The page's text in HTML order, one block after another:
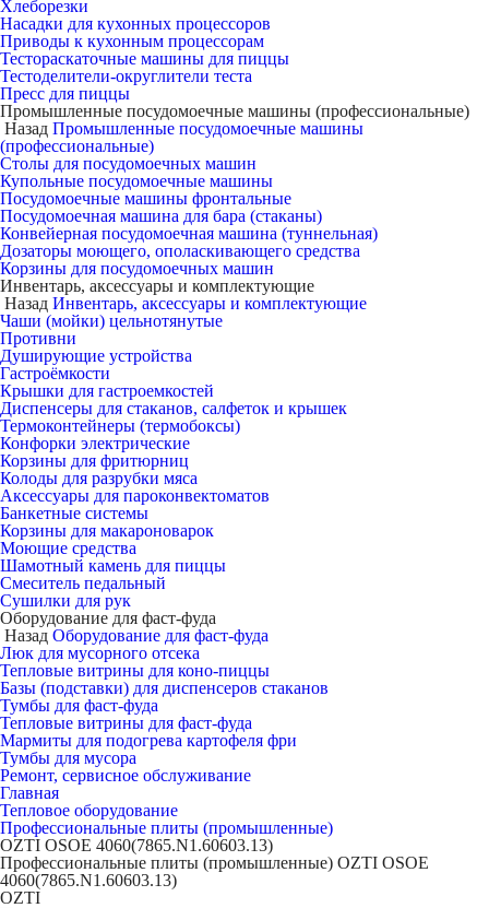
Хлеборезки
Насадки для кухонных процессоров
Приводы к кухонным процессорам
Тестораскаточные машины для пиццы
Тестоделители-округлители теста
Пресс для пиццы
Промышленные посудомоечные машины (профессиональные)
Назад Промышленные посудомоечные машины
(профессиональные)
Столы для посудомоечных машин
Купольные посудомоечные машины
Посудомоечные машины фронтальные
Посудомоечная машина для бара (стаканы)
Конвейерная посудомоечная машина (туннельная)
Дозаторы моющего, ополаскивающего средства
Корзины для посудомоечных машин
Инвентарь, аксессуары и комплектующие
Назад Инвентарь, аксессуары и комплектующие
Чаши (мойки) цельнотянутые
Противни
Душирующие устройства
Гастроёмкости
Крышки для гастроемкостей
Диспенсеры для стаканов, салфеток и крышек
Термоконтейнеры (термобоксы)
Конфорки электрические
Корзины для фритюрниц
Колоды для разрубки мяса
Аксессуары для пароконвектоматов
Банкетные системы
Корзины для макароноварок
Моющие средства
Шамотный камень для пиццы
Смеситель педальный
Сушилки для рук
Оборудование для фаст-фуда
Назад Оборудование для фаст-фуда
Люк для мусорного отсека
Тепловые витрины для коно-пиццы
Базы (подставки) для диспенсеров стаканов
Тумбы для фаст-фуда
Тепловые витрины для фаст-фуда
Мармиты для подогрева картофеля фри
Тумбы для мусора
Ремонт, сервисное обслуживание
Главная
Тепловое оборудование
Профессиональные плиты (промышленные)
OZTI OSOE 4060(7865.N1.60603.13)
Профессиональные плиты (промышленные) OZTI OSOE
4060(7865.N1.60603.13)
OZTI